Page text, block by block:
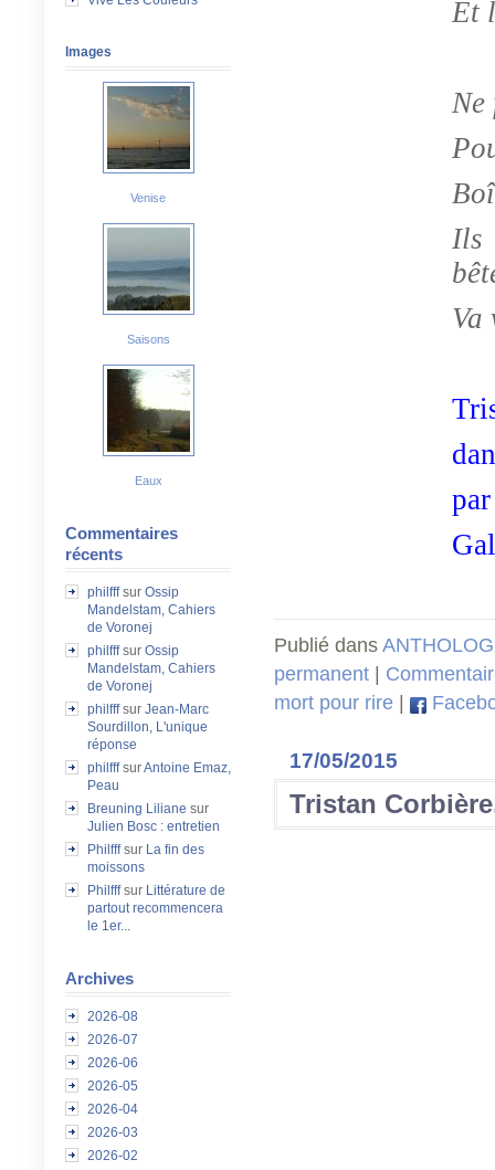
Images
Venise
Saisons
Eaux
Commentaires
récents
philfffsur Ossip
Mandelstam, Cahiers
de Voronej
philfffsur Ossip
Mandelstam, Cahiers
de Voronej
philfffsur Jean-Marc
Sourdillon, L'unique
réponse
philfffsurAntoine Emaz,
Peau
Breuning Liliane sur
Julien Bosc : entretien
Philfffsur La fin des
moissons
Philfffsur Littérature de
partout recommencera
le 1er...
Archives
2026-08
2026-07
2026-06
2026-05
2026-04
2026-03
2026-02
Et
Ils
Va
Publié dans
permanent |
mort pour rire |
17/05/2015
Tristan